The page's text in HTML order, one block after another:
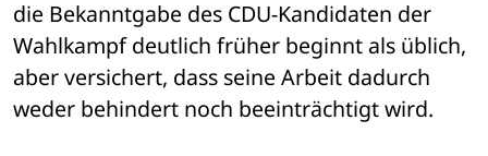
die Bekanntgabe des CDU-Kandidaten der
Wahlkampf deutlich früher beginnt als üblich,
aber versichert, dass seine Arbeit dadurch
weder behindert noch beeinträchtigt wird.